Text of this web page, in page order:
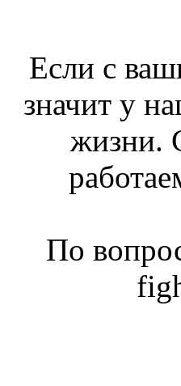
Если с
значит у
жизни.
По